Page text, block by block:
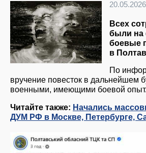
Всех
были на
боевые
в
По
вручение повесток в дальнейшем
военными, имеющими боевой опыт.
Читайте также: Начались
ДУМ РФ в Москве, Петербурге,